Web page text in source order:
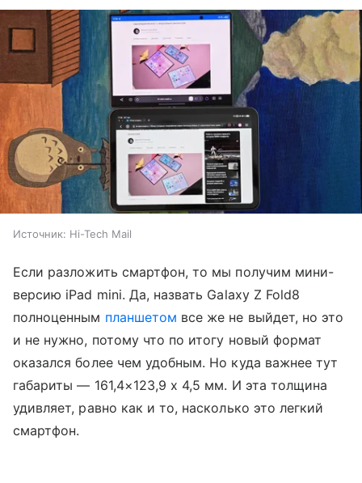
Источник: Hi-Tech Mail
Если разложить смартфон, то мы получим мини-
версию iPad mini. Да, назвать Galaxy Z Fold8
полноценным планшетом все же не выйдет, но это
и не нужно, потому что по итогу новый формат
оказался более чем удобным. Но куда важнее тут
габариты — 161,4×123,9 x 4,5 мм. И эта толщина
удивляет, равно как и то, насколько это легкий
смартфон.